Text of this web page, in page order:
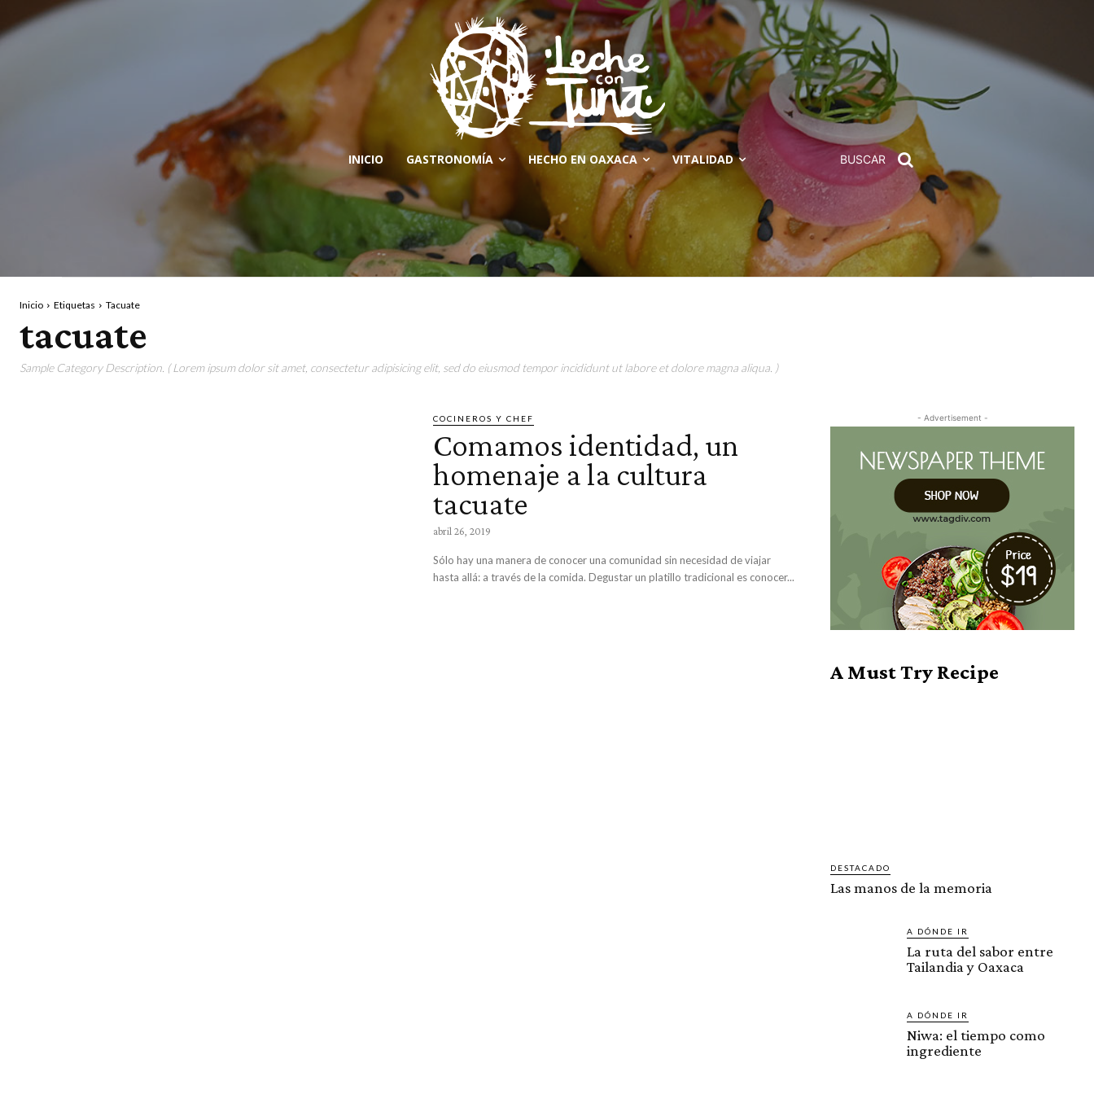
INICIO GASTRONOMÍA HECHO EN OAXACA VITALIDAD BUSCAR
Inicio Etiquetas Tacuate
tacuate
Sample Category Description. ( Lorem ipsum dolor sit amet, consectetur adipisicing elit, sed do eiusmod tempor incididunt ut labore et dolore magna aliqua. )
COCINEROS Y CHEF
Comamos identidad, un
homenaje a la cultura
tacuate
abril 26, 2019
Sólo hay una manera de conocer una comunidad sin necesidad de viajar
hasta allá: a través de la comida. Degustar un platillo tradicional es conocer...
- Advertisement -
A Must Try Recipe
DESTACADO
Las manos de la memoria
A DÓNDE IR
La ruta del sabor entre
Tailandia y Oaxaca
A DÓNDE IR
Niwa: el tiempo como
ingrediente